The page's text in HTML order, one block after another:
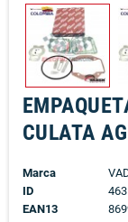
CULATA
Marca
ID
463
EAN13